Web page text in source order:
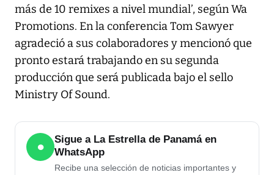
más de 10 remixes a nivel mundial’, según Wa
Promotions. En la conferencia Tom Sawyer
agradeció a sus colaboradores y mencionó que
pronto estará trabajando en su segunda
producción que será publicada bajo el sello
Ministry Of Sound.
●
Sigue a La Estrella de Panamá en
WhatsApp
Recibe una selección de noticias importantes y